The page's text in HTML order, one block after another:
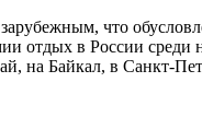
что
отдых в России
на Байкал, в Санкт-